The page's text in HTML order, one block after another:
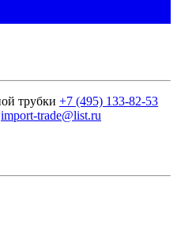
+7 (495) 133-82-53
import-trade@list.ru